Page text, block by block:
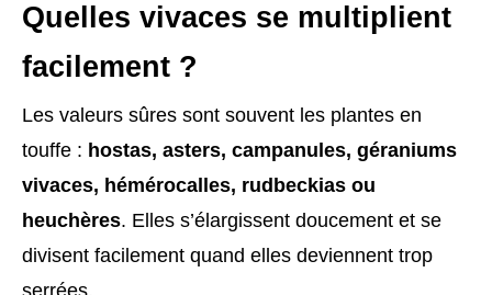
Quelles vivaces se multiplient
facilement ?
Les valeurs sûres sont souvent les plantes en
touffe : hostas, asters, campanules, géraniums
vivaces, hémérocalles, rudbeckias ou
heuchères. Elles s’élargissent doucement et se
divisent facilement quand elles deviennent trop
serrées.